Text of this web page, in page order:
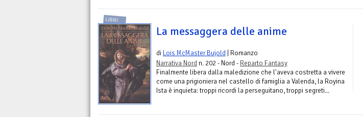
LIBRI
La messaggera delle anime
di Lois McMaster Bujold | Romanzo
Narrativa Nord n. 202 - Nord - Reparto Fantasy
Finalmente libera dalla maledizione che l'aveva costretta a vivere
come una prigioniera nel castello di famiglia a Valenda, la Royina
Ista è inquieta: troppi ricordi la perseguitano, troppi segreti...